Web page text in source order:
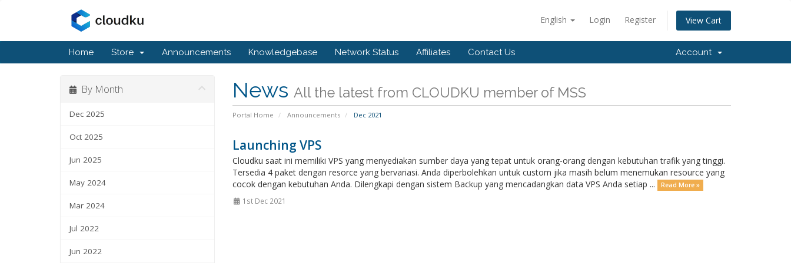
English Login Register View Cart
Home Store Announcements Knowledgebase Network Status Affiliates Contact Us Account
News All the latest from CLOUDKU member of MSS
Portal Home Announcements Dec 2021
By Month
Dec 2025
Oct 2025
Jun 2025
May 2024
Mar 2024
Jul 2022
Jun 2022
Launching VPS
Cloudku saat ini memiliki VPS yang menyediakan sumber daya yang tepat untuk orang-orang dengan kebutuhan trafik yang tinggi.
Tersedia 4 paket dengan resorce yang bervariasi. Anda diperbolehkan untuk custom jika masih belum menemukan resource yang
cocok dengan kebutuhan Anda. Dilengkapi dengan sistem Backup yang mencadangkan data VPS Anda setiap ...
Read More »
1st Dec 2021